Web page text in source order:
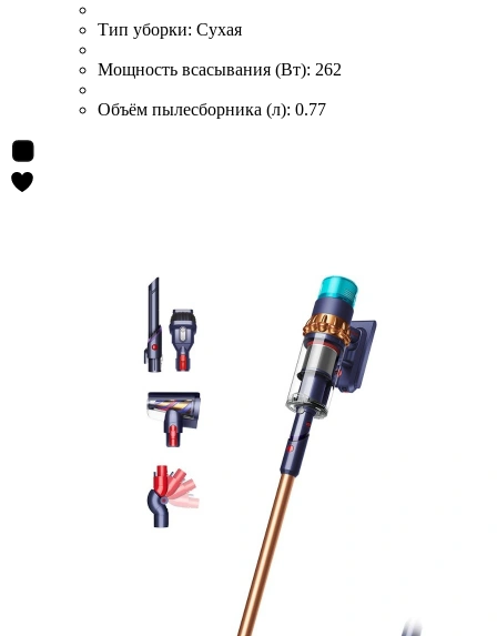
Тип уборки: Сухая
Мощность всасывания (Вт): 262
Объём пылесборника (л): 0.77